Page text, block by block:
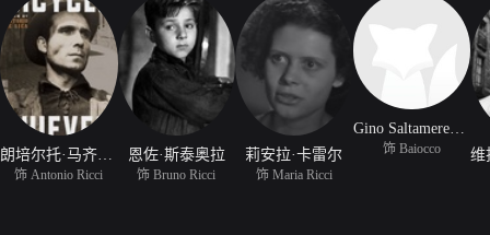
饰 Antonio Ricci
恩佐·斯泰奥拉
饰 Bruno Ricci
莉安拉·卡雷尔
饰 Maria Ricci
Gino Saltamerenda
饰 Baiocco